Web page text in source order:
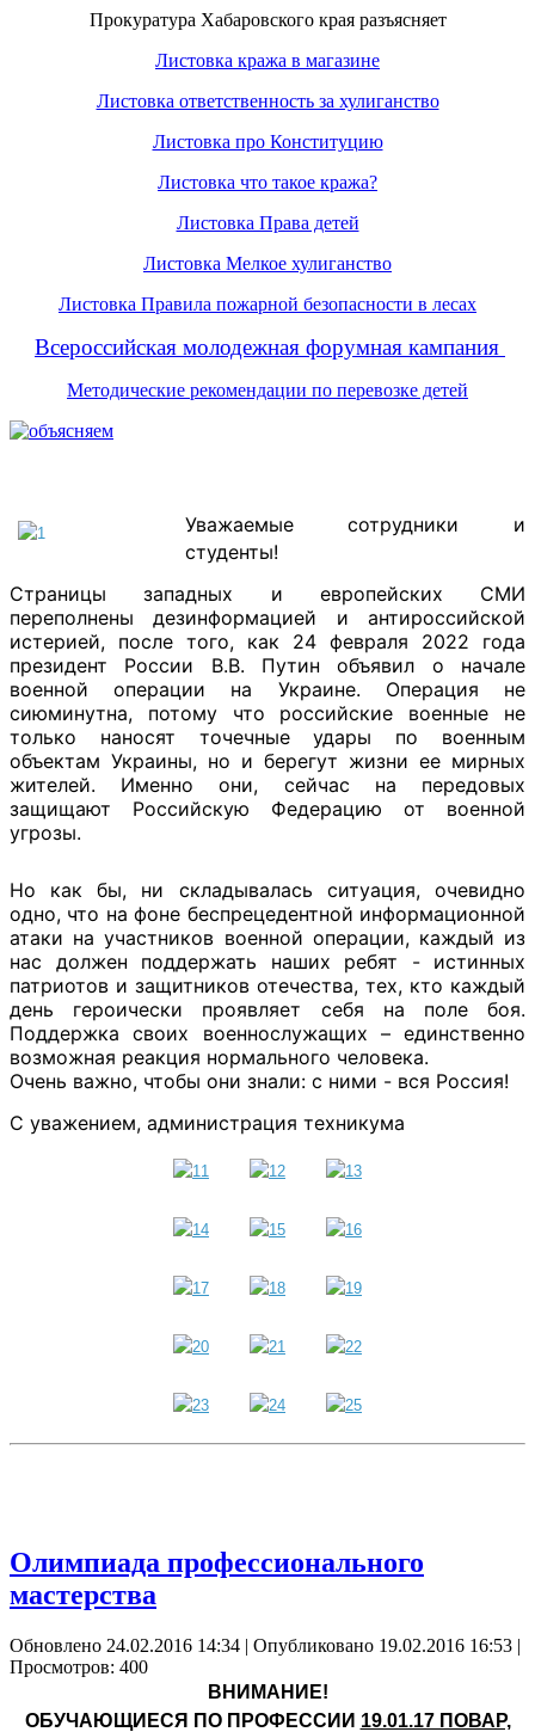
Прокуратура Хабаровского края разъясняет
Листовка кража в магазине
Листовка ответственность за хулиганство
Листовка про Конституцию
Листовка что такое кража?
Листовка Права детей
Листовка Мелкое хулиганство
Листовка Правила пожарной безопасности в лесах
Всероссийская молодежная форумная кампания
Методические рекомендации по перевозке детей
Уважаемые сотрудники и
студенты!
Страницы западных и европейских СМИ
переполнены дезинформацией и антироссийской
истерией, после того, как 24 февраля 2022 года
президент России В.В. Путин объявил о начале
военной операции на Украине. Операция не
сиюминутна, потому что российские военные не
только наносят точечные удары по военным
объектам Украины, но и берегут жизни ее мирных
жителей. Именно они, сейчас на передовых
защищают Российскую Федерацию от военной
угрозы.
Но как бы, ни складывалась ситуация, очевидно
одно, что на фоне беспрецедентной информационной
атаки на участников военной операции, каждый из
нас должен поддержать наших ребят - истинных
патриотов и защитников отечества, тех, кто каждый
день героически проявляет себя на поле боя.
Поддержка своих военнослужащих – единственно
возможная реакция нормального человека.
Очень важно, чтобы они знали: с ними - вся Россия!
С уважением, администрация техникума
Олимпиада профессионального
мастерства
Обновлено 24.02.2016 14:34 | Опубликовано 19.02.2016 16:53 |
Просмотров: 400
ВНИМАНИЕ!
ОБУЧАЮЩИЕСЯ ПО ПРОФЕССИИ 19.01.17 ПОВАР,